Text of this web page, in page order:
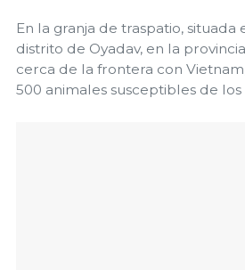
En la granja de traspatio, situada
distrito de Oyadav, en la
cerca de la frontera con
500 animales susceptibles de los